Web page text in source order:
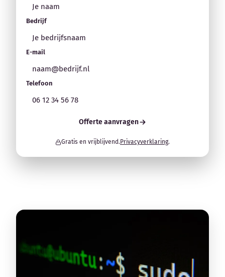
Bedrijf
E-mail
Telefoon
Offerte aanvragen
Gratis en vrijblijvend.Privacyverklaring.